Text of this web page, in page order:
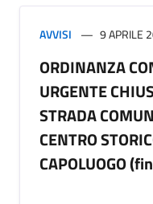
AVVISI 9 APRILE
ORDINANZA
URGENTE
STRADA
CENTRO
CAPOLUOGO